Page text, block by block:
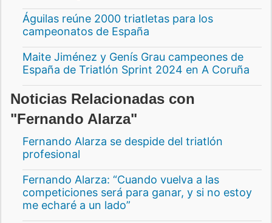
Águilas reúne 2000 triatletas para los
campeonatos de España
Maite Jiménez y Genís Grau campeones de
España de Triatlón Sprint 2024 en A Coruña
Noticias Relacionadas con
"Fernando Alarza"
Fernando Alarza se despide del triatlón
profesional
Fernando Alarza: “Cuando vuelva a las
competiciones será para ganar, y si no estoy
me echaré a un lado”